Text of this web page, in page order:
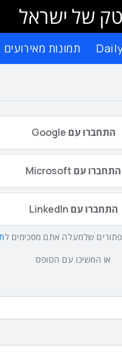
של ישראל
תמונות מאירועים
התחברו עם Google
התחברו עם Microsoft
התחברו עם LinkedIn
או המשיכו עם הטופס